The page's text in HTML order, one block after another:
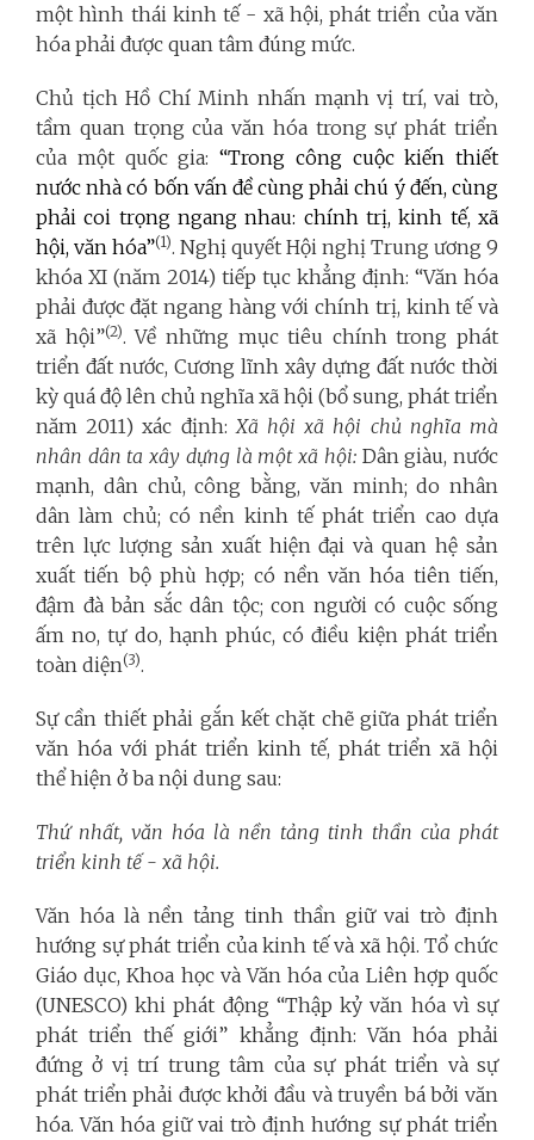
một hình thái kinh tế - xã hội, phát triển của văn
hóa phải được quan tâm đúng mức.
Chủ tịch Hồ Chí Minh nhấn mạnh vị trí, vai trò,
tầm quan trọng của văn hóa trong sự phát triển
của một quốc gia: “Trong công cuộc kiến thiết
nước nhà có bốn vấn đề cùng phải chú ý đến, cùng
phải coi trọng ngang nhau: chính trị, kinh tế, xã
hội, văn hóa”(1). Nghị quyết Hội nghị Trung ương 9
khóa XI (năm 2014) tiếp tục khẳng định: “Văn hóa
phải được đặt ngang hàng với chính trị, kinh tế và
xã hội”(2). Về những mục tiêu chính trong phát
triển đất nước, Cương lĩnh xây dựng đất nước thời
kỳ quá độ lên chủ nghĩa xã hội (bổ sung, phát triển
năm 2011) xác định: Xã hội xã hội chủ nghĩa mà
nhân dân ta xây dựng là một xã hội:Dân giàu, nước
mạnh, dân chủ, công bằng, văn minh; do nhân
dân làm chủ; có nền kinh tế phát triển cao dựa
trên lực lượng sản xuất hiện đại và quan hệ sản
xuất tiến bộ phù hợp; có nền văn hóa tiên tiến,
đậm đà bản sắc dân tộc; con người có cuộc sống
ấm no, tự do, hạnh phúc, có điều kiện phát triển
toàn diện(3).
Sự cần thiết phải gắn kết chặt chẽ giữa phát triển
văn hóa với phát triển kinh tế, phát triển xã hội
thể hiện ở ba nội dung sau:
Thứ nhất, văn hóa là nền tảng tinh thần của phát
triển kinh tế - xã hội.
Văn hóa là nền tảng tinh thần giữ vai trò định
hướng sự phát triển của kinh tế và xã hội. Tổ chức
Giáo dục, Khoa học và Văn hóa của Liên hợp quốc
(UNESCO) khi phát động “Thập kỷ văn hóa vì sự
phát triển thế giới” khẳng định: Văn hóa phải
đứng ở vị trí trung tâm của sự phát triển và sự
phát triển phải được khởi đầu và truyền bá bởi văn
hóa. Văn hóa giữ vai trò định hướng sự phát triển